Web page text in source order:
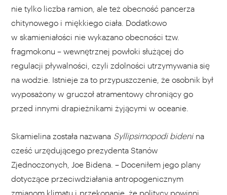
nie tylko liczba ramion, ale też obecność pancerza
chitynowego i miękkiego ciała. Dodatkowo
w skamieniałości nie wykazano obecności tzw.
fragmokonu – wewnętrznej powłoki służącej do
regulacji pływalności, czyli zdolności utrzymywania się
na wodzie. Istnieje za to przypuszczenie, że osobnik był
wyposażony w gruczoł atramentowy chroniący go
przed innymi drapieżnikami żyjącymi w oceanie.
Skamielina została nazwana Syllipsimopodi bideni na
cześć urzędującego prezydenta Stanów
Zjednoczonych, Joe Bidena. – Doceniłem jego plany
dotyczące przeciwdziałania antropogenicznym
zmianom klimatu i przekonanie, że politycy powinni